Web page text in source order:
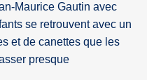
Maurice Gautin avec
se retrouvent avec un
et de canettes que les
presque